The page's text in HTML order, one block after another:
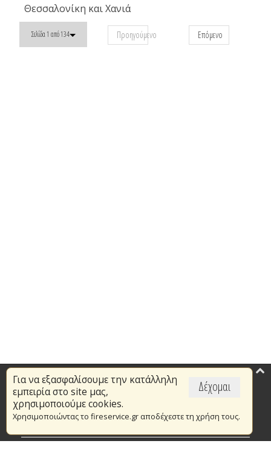
Θεσσαλονίκη και Χανιά
Σελίδα 1 από 134 Προηγούμενο Επόμενο
Δέχομαι
Για να εξασφαλίσουμε την κατάλληλη
εμπειρία στο site μας,
χρησιμοποιούμε cookies.
Χρησιμοποιώντας το fireservice.gr αποδέχεστε τη χρήση τους.
Επικαιρότητα
Το Πυροσβεστικό Σώμα